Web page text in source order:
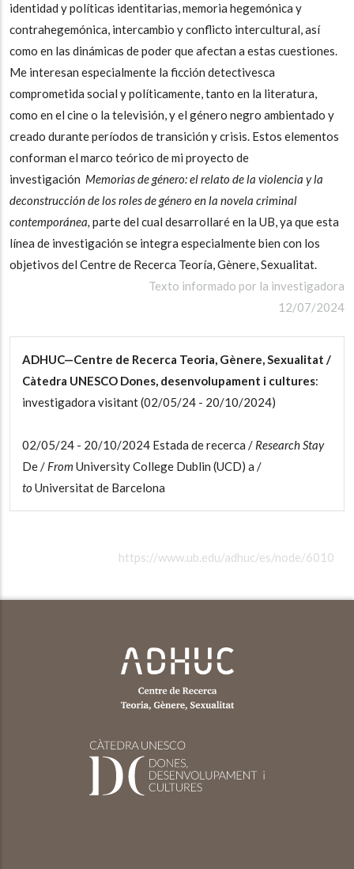
identidad y políticas identitarias, memoria hegemónica y
contrahegemónica, intercambio y conflicto intercultural, así
como en las dinámicas de poder que afectan a estas cuestiones.
Me interesan especialmente la ficción detectivesca
comprometida social y políticamente, tanto en la literatura,
como en el cine o la televisión, y el género negro ambientado y
creado durante períodos de transición y crisis. Estos elementos
conforman el marco teórico de mi proyecto de
investigación Memorias de género: el relato de la violencia y la
deconstrucción de los roles de género en la novela criminal
contemporánea, parte del cual desarrollaré en la UB, ya que esta
línea de investigación se integra especialmente bien con los
objetivos del Centre de Recerca Teoría, Gènere, Sexualitat.
Texto informado por la investigadora
12/07/2024
ADHUC—Centre de Recerca Teoria, Gènere, Sexualitat /
Càtedra UNESCO Dones, desenvolupament i cultures:
investigadora visitant (02/05/24 - 20/10/2024)
02/05/24 - 20/10/2024 Estada de recerca / Research Stay
De / From University College Dublin (UCD) a /
to Universitat de Barcelona
https://www.ub.edu/adhuc/es/node/6010